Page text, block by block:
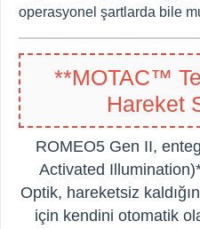
operasyonel şartlarda bile
**MOTAC™
Hareket
ROMEO5 Gen II,
Activated
Optik, hareketsiz
için kendini otomatik